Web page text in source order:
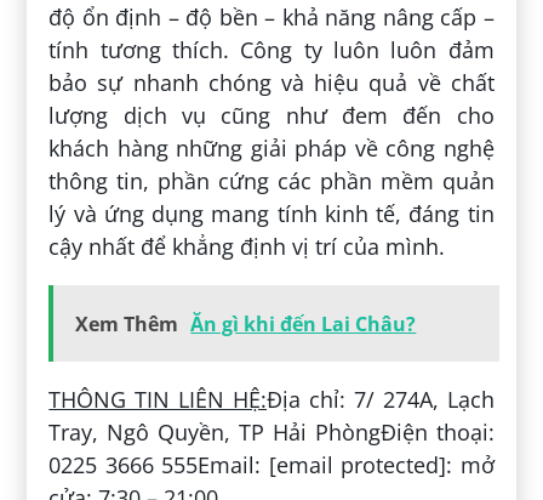
độ ổn định – độ bền – khả năng nâng cấp –
tính tương thích. Công ty luôn luôn đảm
bảo sự nhanh chóng và hiệu quả về chất
lượng dịch vụ cũng như đem đến cho
khách hàng những giải pháp về công nghệ
thông tin, phần cứng các phần mềm quản
lý và ứng dụng mang tính kinh tế, đáng tin
cậy nhất để khẳng định vị trí của mình.
Xem Thêm Ăn gì khi đến Lai Châu?
THÔNG TIN LIÊN HỆ:Địa chỉ: 7/ 274A, Lạch
Tray, Ngô Quyền, TP Hải PhòngĐiện thoại:
0225 3666 555Email: [email protected]: mở